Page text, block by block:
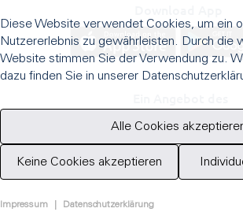
Diese Website verwendet Cookies, um ein
Nutzererlebnis zu gewährleisten. Durch die
Website stimmen Sie der Verwendung zu.
dazu finden Sie in unserer
Alle Cookies
Keine Cookies akzeptieren
Impressum Datenschutzerklärung